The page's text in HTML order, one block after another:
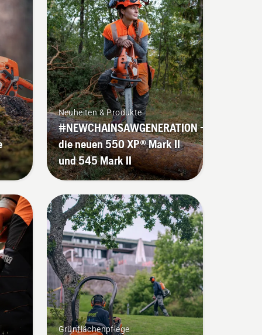
Neuheiten & Produkte
#NEWCHAINSAWGENERATION –
die neuen 550 XP® Mark II
und 545 Mark II
Grünflächenpflege